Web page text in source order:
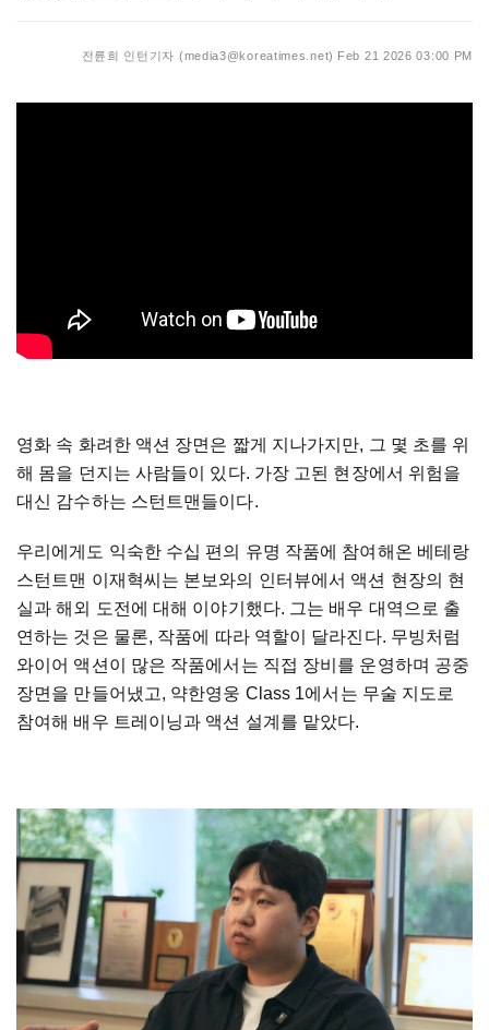
전륜희 인턴기자 (media3@koreatimes.net) Feb 21 2026 03:00 PM
영화 속 화려한 액션 장면은 짧게 지나가지만, 그 몇 초를 위
해 몸을 던지는 사람들이 있다. 가장 고된 현장에서 위험을
대신 감수하는 스턴트맨들이다.
우리에게도 익숙한 수십 편의 유명 작품에 참여해온 베테랑
스턴트맨 이재혁씨는 본보와의 인터뷰에서 액션 현장의 현
실과 해외 도전에 대해 이야기했다. 그는 배우 대역으로 출
연하는 것은 물론, 작품에 따라 역할이 달라진다. 무빙처럼
와이어 액션이 많은 작품에서는 직접 장비를 운영하며 공중
장면을 만들어냈고, 약한영웅 Class 1에서는 무술 지도로
참여해 배우 트레이닝과 액션 설계를 맡았다.